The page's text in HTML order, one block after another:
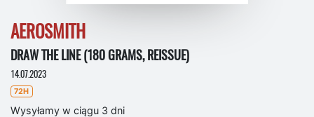
AEROSMITH
DRAW THE LINE (180 GRAMS, REISSUE)
14.07.2023
72H
Wysyłamy w ciągu 3 dni